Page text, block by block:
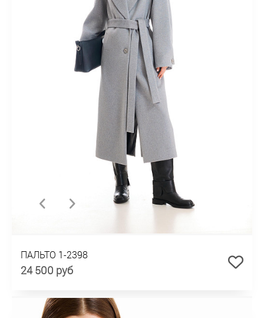
ПАЛЬТО 1-2398
24 500 руб